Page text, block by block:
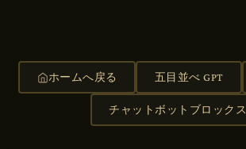
ホームへ戻る 五目並べ GPT
チャットボットブロックス